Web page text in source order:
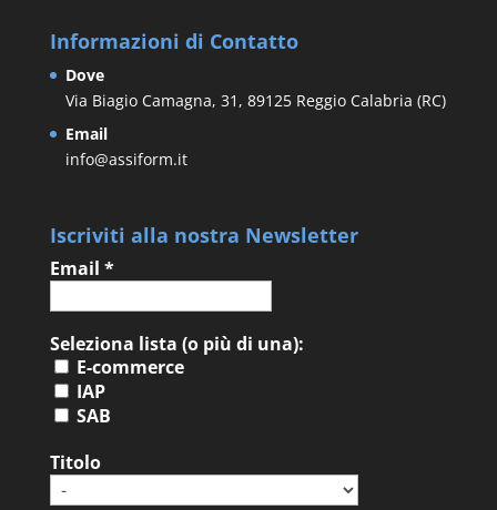
Informazioni di Contatto
Dove
Via Biagio Camagna, 31, 89125 Reggio Calabria (RC)
Email
info@assiform.it
Iscriviti alla nostra Newsletter
Email *
Seleziona lista (o più di una):
E-commerce
IAP
SAB
Titolo